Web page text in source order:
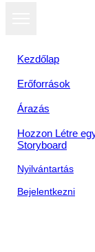
Kezdőlap
Erőforrások
Árazás
Hozzon Létre
Storyboard
Nyilvántartás
Bejelentkezni